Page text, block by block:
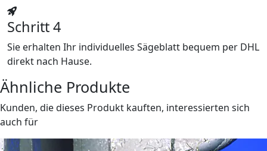
Schritt 4
Sie erhalten Ihr individuelles Sägeblatt bequem per DHL
direkt nach Hause.
Ähnliche Produkte
Kunden, die dieses Produkt kauften, interessierten sich
auch für